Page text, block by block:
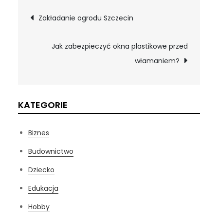
Nawigacja
wpisu
Zakładanie ogrodu Szczecin
Jak zabezpieczyć okna plastikowe przed
włamaniem?
KATEGORIE
Biznes
Budownictwo
Dziecko
Edukacja
Hobby